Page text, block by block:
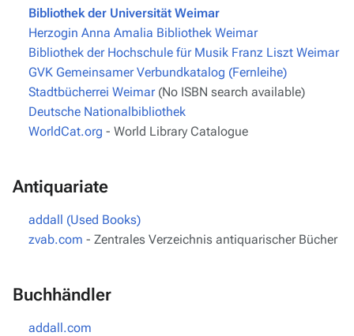
Bibliothek der Universität Weimar
Herzogin Anna Amalia Bibliothek Weimar
Bibliothek der Hochschule für Musik Franz Liszt Weimar
GVK Gemeinsamer Verbundkatalog (Fernleihe)
Stadtbücherrei Weimar(No ISBN search available)
Deutsche Nationalbibliothek
WorldCat.org - World Library Catalogue
Antiquariate
addall (Used Books)
zvab.com - Zentrales Verzeichnis antiquarischer Bücher
Buchhändler
addall.com